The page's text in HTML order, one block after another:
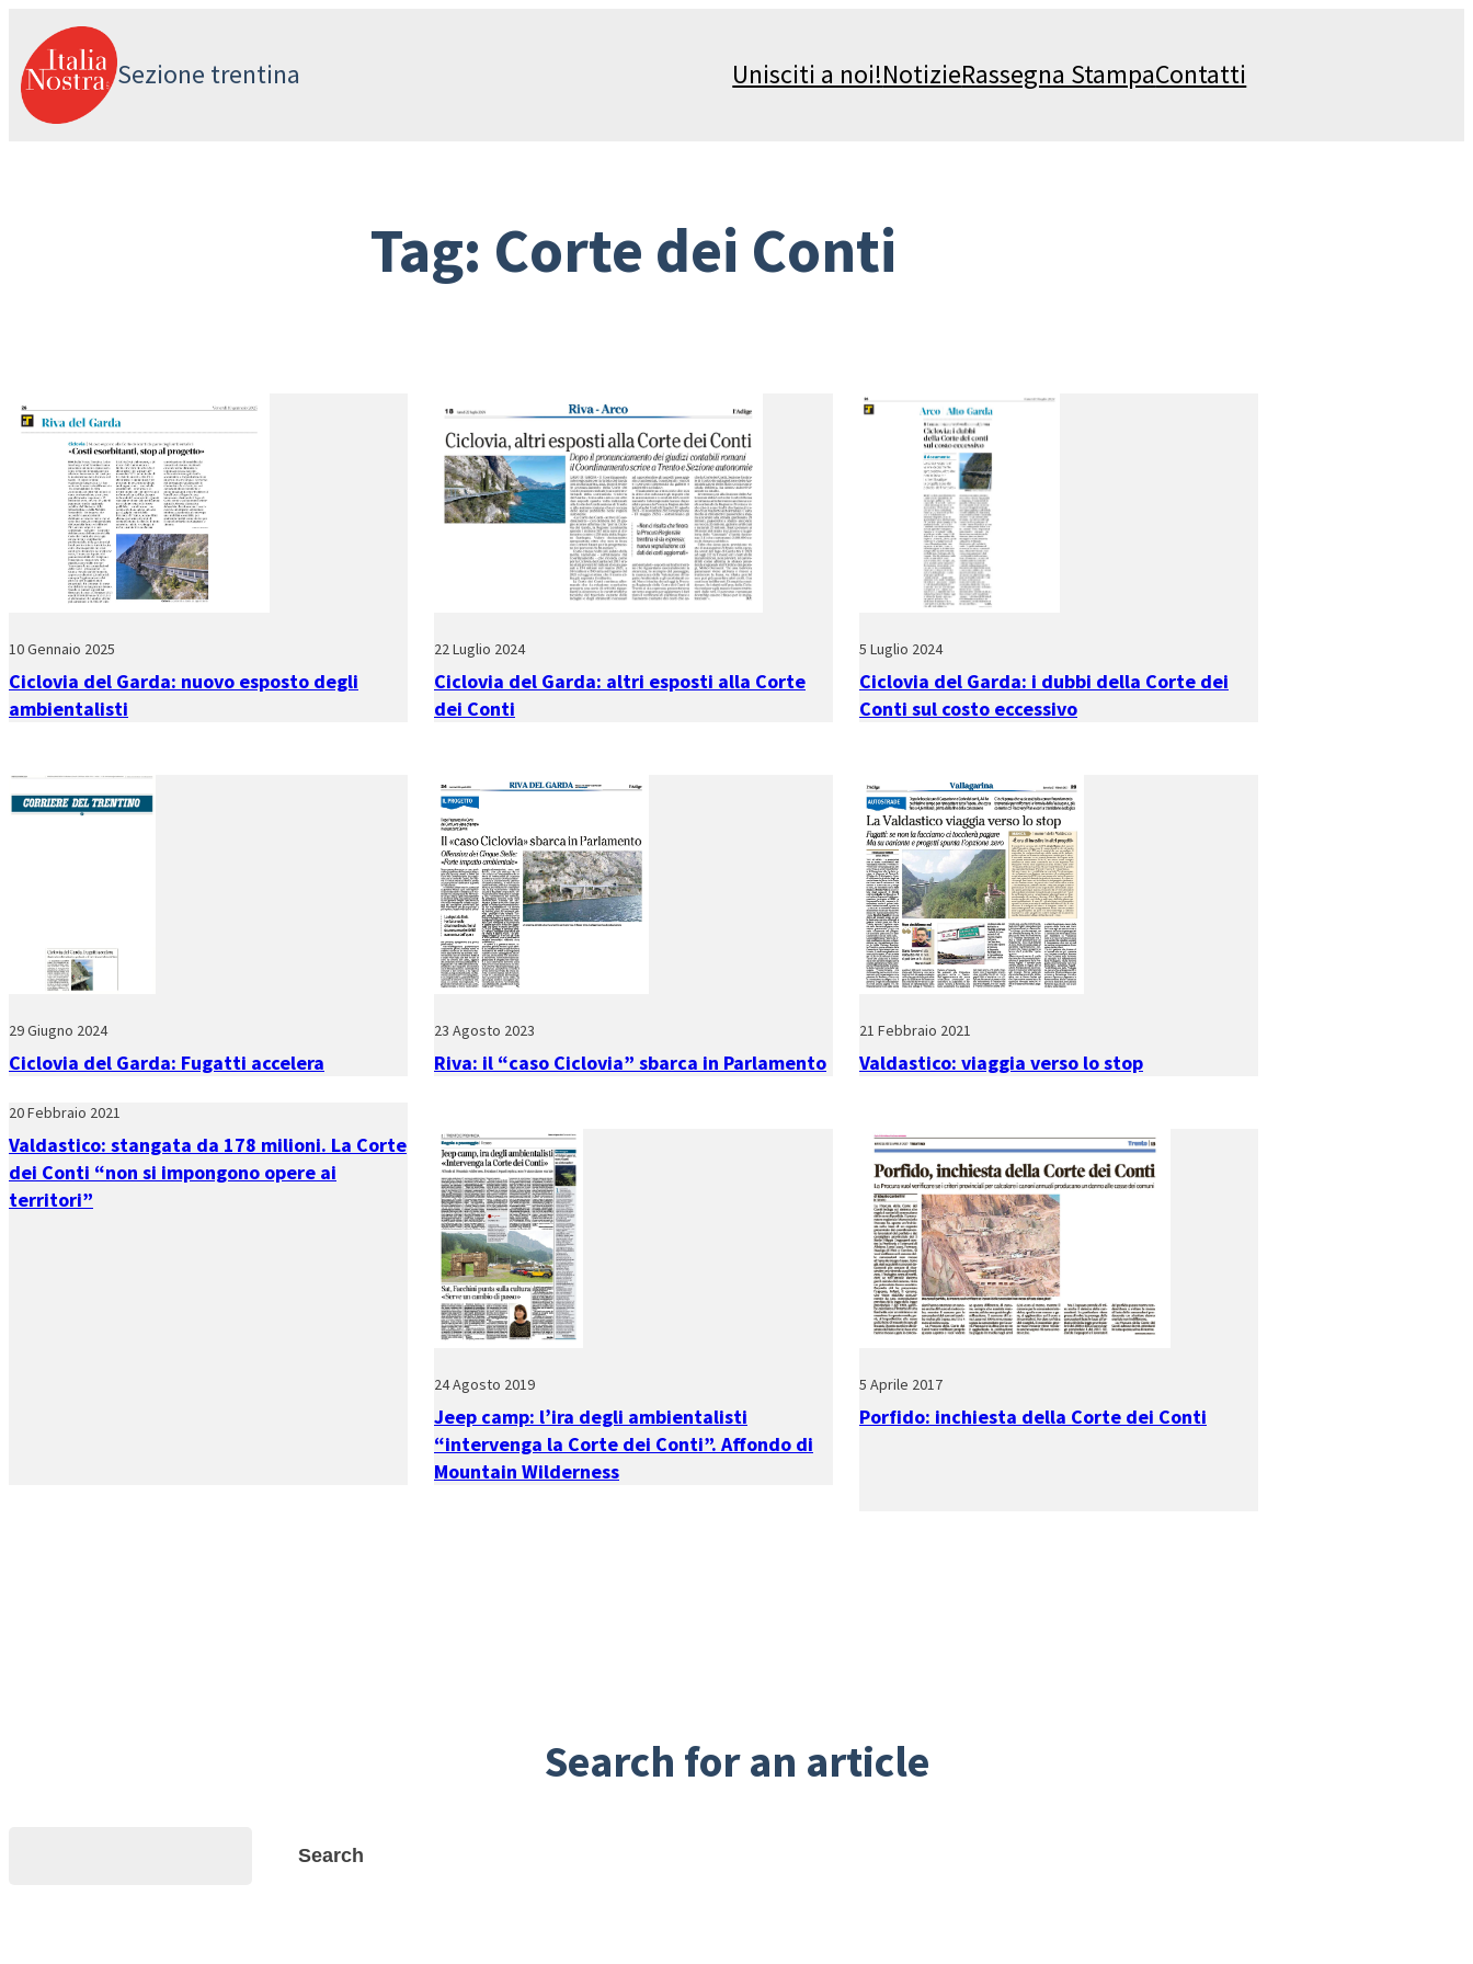
al
contenuto
Sezione trentina Unisciti a noi!NotizieRassegna StampaContatti
Tag: Corte dei Conti
10 Gennaio 2025
Ciclovia del Garda: nuovo esposto degli
ambientalisti
22 Luglio 2024
Ciclovia del Garda: altri esposti alla Corte
dei Conti
5 Luglio 2024
Ciclovia del Garda: i dubbi della Corte dei
Conti sul costo eccessivo
29 Giugno 2024
Ciclovia del Garda: Fugatti accelera
23 Agosto 2023
Riva: il “caso Ciclovia” sbarca in Parlamento
21 Febbraio 2021
Valdastico: viaggia verso lo stop
20 Febbraio 2021
Valdastico: stangata da 178 milioni. La Corte
dei Conti “non si impongono opere ai
territori”
24 Agosto 2019
Jeep camp: l’ira degli ambientalisti
“intervenga la Corte dei Conti”. Affondo di
Mountain Wilderness
5 Aprile 2017
Porfido: inchiesta della Corte dei Conti
Search for an article
Search